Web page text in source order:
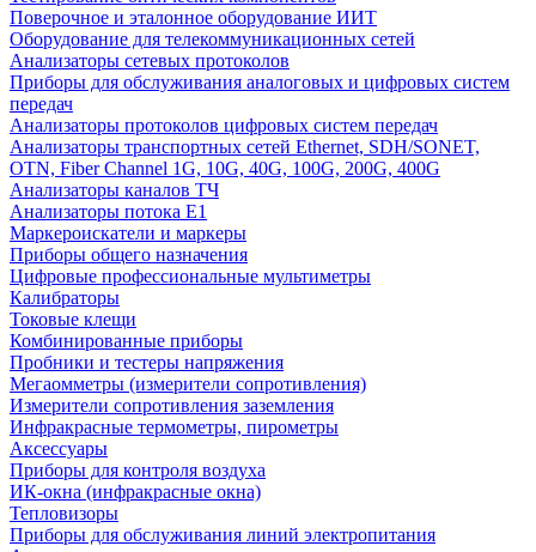
Поверочное и эталонное оборудование ИИТ
Оборудование для телекоммуникационных сетей
Анализаторы сетевых протоколов
Приборы для обслуживания аналоговых и цифровых систем
передач
Анализаторы протоколов цифровых систем передач
Анализаторы транспортных сетей Ethernet, SDH/SONET,
OTN, Fiber Channel 1G, 10G, 40G, 100G, 200G, 400G
Анализаторы каналов ТЧ
Анализаторы потока Е1
Маркероискатели и маркеры
Приборы общего назначения
Цифровые профессиональные мультиметры
Калибраторы
Токовые клещи
Комбинированные приборы
Пробники и тестеры напряжения
Мегаомметры (измерители сопротивления)
Измерители сопротивления заземления
Инфракрасные термометры, пирометры
Аксессуары
Приборы для контроля воздуха
ИК-окна (инфракрасные окна)
Тепловизоры
Приборы для обслуживания линий электропитания